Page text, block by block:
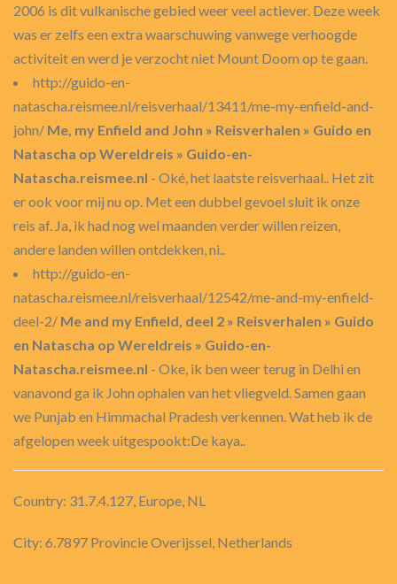
2006 is dit vulkanische gebied weer veel actiever. Deze week
was er zelfs een extra waarschuwing vanwege verhoogde
activiteit en werd je verzocht niet Mount Doom op te gaan.
http://guido-en-
natascha.reismee.nl/reisverhaal/13411/me-my-enfield-and-
john/ Me, my Enfield and John » Reisverhalen » Guido en
Natascha op Wereldreis » Guido-en-
Natascha.reismee.nl - Oké, het laatste reisverhaal.. Het zit
er ook voor mij nu op. Met een dubbel gevoel sluit ik onze
reis af. Ja, ik had nog wel maanden verder willen reizen,
andere landen willen ontdekken, ni..
http://guido-en-
natascha.reismee.nl/reisverhaal/12542/me-and-my-enfield-
deel-2/ Me and my Enfield, deel 2 » Reisverhalen » Guido
en Natascha op Wereldreis » Guido-en-
Natascha.reismee.nl - Oke, ik ben weer terug in Delhi en
vanavond ga ik John ophalen van het vliegveld. Samen gaan
we Punjab en Himmachal Pradesh verkennen. Wat heb ik de
afgelopen week uitgespookt:De kaya..
Country: 31.7.4.127, Europe, NL
City: 6.7897 Provincie Overijssel, Netherlands